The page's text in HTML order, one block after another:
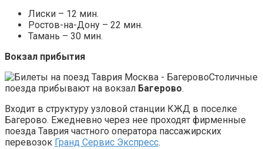
Лиски – 12 мин.
Ростов-на-Дону – 22 мин.
Тамань – 30 мин.
Вокзал прибытия
Столичные
поезда прибывают на вокзал Багерово.
Входит в структуру узловой станции КЖД в поселке
Багерово. Ежедневно через нее проходят фирменные
поезда Таврия частного оператора пассажирских
перевозок Гранд Сервис Экспресс.